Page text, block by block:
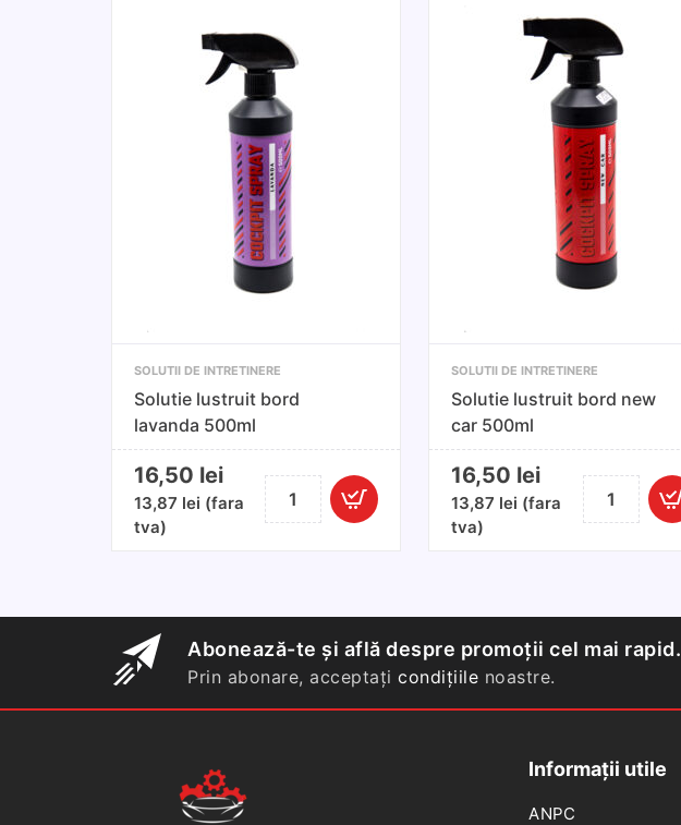
SOLUTII DE INTRETINERE
Solutie lustruit bord
lavanda 500ml
16,50 lei
13,87 lei (fara
tva)
Cantitate
Solutie
500ml
SOLUTII DE INTRETINERE
Solutie lustruit bord new
car 500ml
16,50 lei
13,87 lei (fara
tva)
Cantitate
Solutie
car
500ml
Abonează-te și află despre promoții cel mai rapid.
Prin abonare, acceptați condițiile noastre.
Informații utile
ANPC